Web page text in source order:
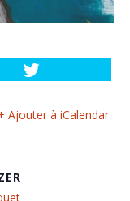
Ajouter à iCalendar